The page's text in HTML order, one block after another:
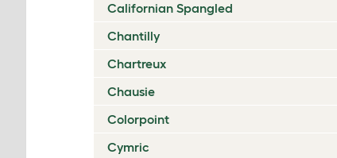
Californian Spangled
Chantilly
Chartreux
Chausie
Colorpoint
Cymric